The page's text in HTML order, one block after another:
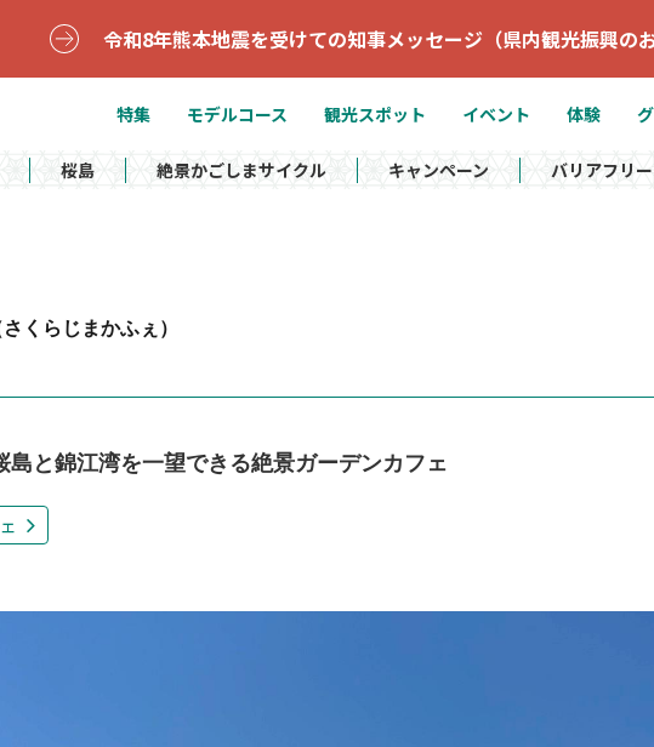
令和8年熊本地震を受けての知事メッセージ（県内観光振興の
特集 モデルコース 観光スポット イベント 体験
桜島 絶景かごしまサイクル キャンペーン バリアフリー
さくらじまかふぇ）
島と錦江湾を一望できる絶景ガーデンカフェ